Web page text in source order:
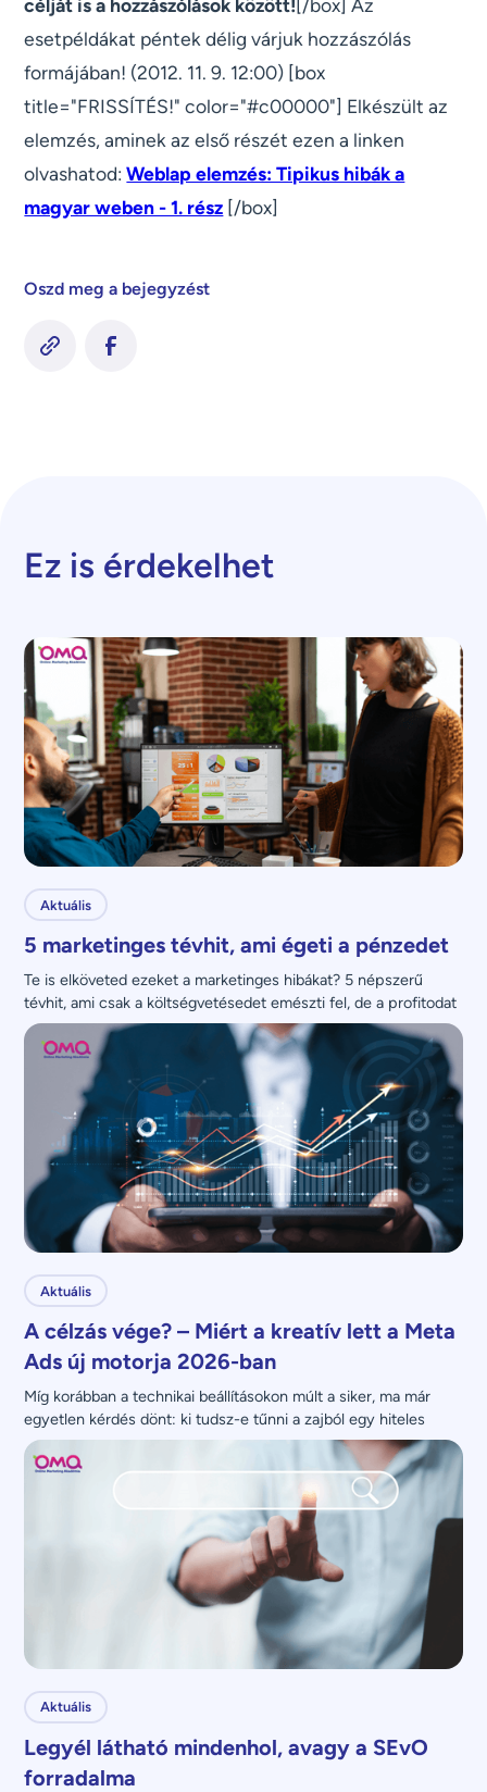
célját is a hozzászólások között! [/box] Az
esetpéldákat péntek délig várjuk hozzászólás
formájában! (2012. 11. 9. 12:00) [box
title="FRISSÍTÉS!" color="#c00000"] Elkészült az
elemzés, aminek az első részét ezen a linken
olvashatod:Weblap elemzés: Tipikus hibák a
magyar weben - 1. rész [/box]
Oszd meg a bejegyzést
Ez is érdekelhet
Aktuális
5 marketinges tévhit, ami égeti a pénzedet
Te is elköveted ezeket a marketinges hibákat? 5 népszerű
tévhit, ami csak a költségvetésedet emészti fel, de a profitodat
nem növeli.
Aktuális
A célzás vége? – Miért a kreatív lett a Meta
Ads új motorja 2026-ban
Míg korábban a technikai beállításokon múlt a siker, ma már
egyetlen kérdés dönt: ki tudsz-e tűnni a zajból egy hiteles
üzenettel?
Aktuális
Legyél látható mindenhol, avagy a SEvO
forradalma